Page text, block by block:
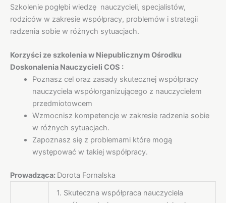
Szkolenie pogłębi wiedzę nauczycieli, specjalistów,
rodziców w zakresie współpracy, problemów i strategii
radzenia sobie w różnych sytuacjach.
Korzyści ze szkolenia w Niepublicznym Ośrodku
Doskonalenia Nauczycieli COS :
Poznasz cel oraz zasady skutecznej współpracy
nauczyciela współorganizującego z nauczycielem
przedmiotowcem
Wzmocnisz kompetencje w zakresie radzenia sobie
w różnych sytuacjach.
Zapoznasz się z problemami które mogą
występować w takiej współpracy.
Prowadząca: Dorota Fornalska
1. Skuteczna współpraca nauczyciela